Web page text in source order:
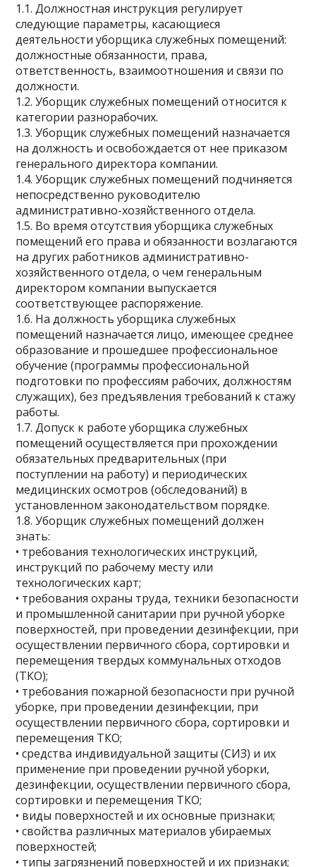
1.1. Должностная инструкция регулирует
следующие параметры, касающиеся
деятельности уборщика служебных помещений:
должностные обязанности, права,
ответственность, взаимоотношения и связи по
должности.
1.2. Уборщик служебных помещений относится к
категории разнорабочих.
1.3. Уборщик служебных помещений назначается
на должность и освобождается от нее приказом
генерального директора компании.
1.4. Уборщик служебных помещений подчиняется
непосредственно руководителю
административно-хозяйственного отдела.
1.5. Во время отсутствия уборщика служебных
помещений его права и обязанности возлагаются
на других работников административно-
хозяйственного отдела, о чем генеральным
директором компании выпускается
соответствующее распоряжение.
1.6. На должность уборщика служебных
помещений назначается лицо, имеющее среднее
образование и прошедшее профессиональное
обучение (программы профессиональной
подготовки по профессиям рабочих, должностям
служащих), без предъявления требований к стажу
работы.
1.7. Допуск к работе уборщика служебных
помещений осуществляется при прохождении
обязательных предварительных (при
поступлении на работу) и периодических
медицинских осмотров (обследований) в
установленном законодательством порядке.
1.8. Уборщик служебных помещений должен
знать:
• требования технологических инструкций,
инструкций по рабочему месту или
технологических карт;
• требования охраны труда, техники безопасности
и промышленной санитарии при ручной уборке
поверхностей, при проведении дезинфекции, при
осуществлении первичного сбора, сортировки и
перемещения твердых коммунальных отходов
(ТКО);
• требования пожарной безопасности при ручной
уборке, при проведении дезинфекции, при
осуществлении первичного сбора, сортировки и
перемещения ТКО;
• средства индивидуальной защиты (СИЗ) и их
применение при проведении ручной уборки,
дезинфекции, осуществлении первичного сбора,
сортировки и перемещения ТКО;
• виды поверхностей и их основные признаки;
• свойства различных материалов убираемых
поверхностей;
• типы загрязнений поверхностей и их признаки;